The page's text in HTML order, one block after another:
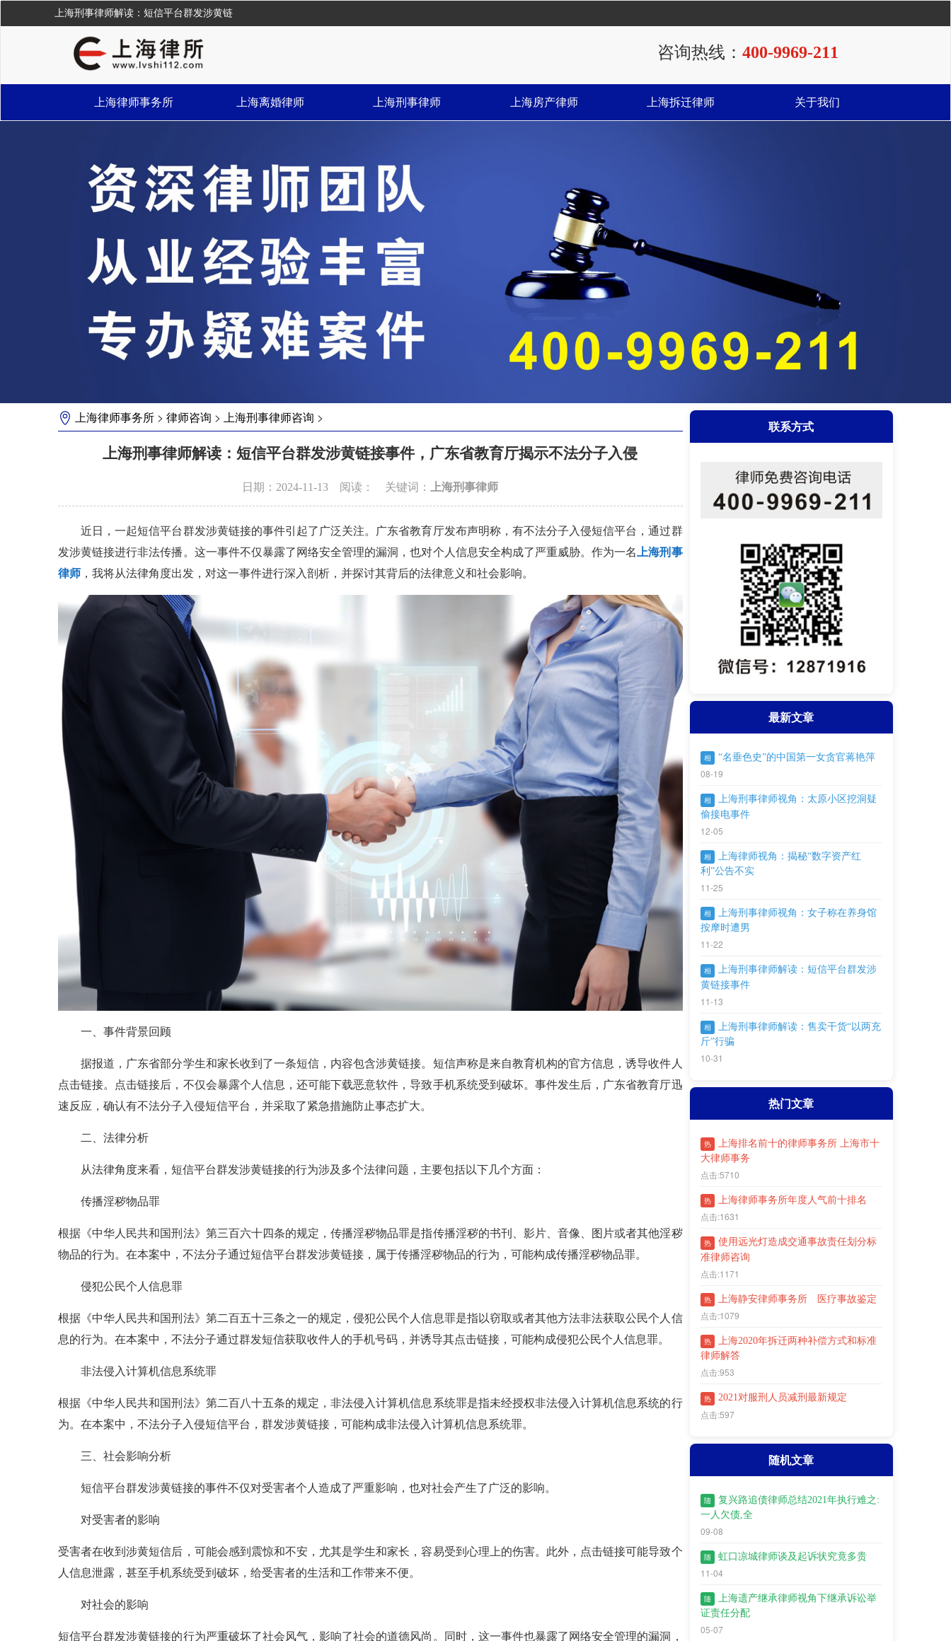
上海刑事律师解读：短信平台群发涉黄链
咨询热线： 400-9969-211
上海律师事务所 上海离婚律师 上海刑事律师 上海房产律师 上海拆迁律师 关于我们
上海律师事务所 > 律师咨询 > 上海刑事律师咨询 >
上海刑事律师解读：短信平台群发涉黄链接事件，广东省教育厅揭示不法分子入侵
日期：2024-11-13 阅读： 关键词： 上海刑事律师
近日，一起短信平台群发涉黄链接的事件引起了广泛关注。广东省教育厅发布声明称，有不法分子入侵短信平台，通过群
发涉黄链接进行非法传播。这一事件不仅暴露了网络安全管理的漏洞，也对个人信息安全构成了严重威胁。作为一名
上海刑事
律师 ，我将从法律角度出发，对这一事件进行深入剖析，并探讨其背后的法律意义和社会影响。
一、事件背景回顾
据报道，广东省部分学生和家长收到了一条短信，内容包含涉黄链接。短信声称是来自教育机构的官方信息，诱导收件人
点击链接。点击链接后，不仅会暴露个人信息，还可能下载恶意软件，导致手机系统受到破坏。事件发生后，广东省教育厅迅
速反应，确认有不法分子入侵短信平台，并采取了紧急措施防止事态扩大。
二、法律分析
从法律角度来看，短信平台群发涉黄链接的行为涉及多个法律问题，主要包括以下几个方面：
传播淫秽物品罪
根据《中华人民共和国刑法》第三百六十四条的规定，传播淫秽物品罪是指传播淫秽的书刊、影片、音像、图片或者其他淫秽
物品的行为。在本案中，不法分子通过短信平台群发涉黄链接，属于传播淫秽物品的行为，可能构成传播淫秽物品罪。
侵犯公民个人信息罪
根据《中华人民共和国刑法》第二百五十三条之一的规定，侵犯公民个人信息罪是指以窃取或者其他方法非法获取公民个人信
息的行为。在本案中，不法分子通过群发短信获取收件人的手机号码，并诱导其点击链接，可能构成侵犯公民个人信息罪。
非法侵入计算机信息系统罪
根据《中华人民共和国刑法》第二百八十五条的规定，非法侵入计算机信息系统罪是指未经授权非法侵入计算机信息系统的行
为。在本案中，不法分子入侵短信平台，群发涉黄链接，可能构成非法侵入计算机信息系统罪。
三、社会影响分析
短信平台群发涉黄链接的事件不仅对受害者个人造成了严重影响，也对社会产生了广泛的影响。
对受害者的影响
受害者在收到涉黄短信后，可能会感到震惊和不安，尤其是学生和家长，容易受到心理上的伤害。此外，点击链接可能导致个
人信息泄露，甚至手机系统受到破坏，给受害者的生活和工作带来不便。
对社会的影响
短信平台群发涉黄链接的行为严重破坏了社会风气，影响了社会的道德风尚。同时，这一事件也暴露了网络安全管理的漏洞，
联系方式
最新文章
相 “名垂色史”的中国第一女贪官蒋艳萍
08-19
相
上海刑事律师视角：太原小区挖洞疑
偷接电事件
12-05
相
上海律师视角：揭秘“数字资产红
利”公告不实
11-25
相
上海刑事律师视角：女子称在养身馆
按摩时遭男
11-22
相
上海刑事律师解读：短信平台群发涉
黄链接事件
11-13
相
上海刑事律师解读：售卖干货“以两充
斤”行骗
10-31
热门文章
热
上海排名前十的律师事务所 上海市十
大律师事务
点击:5710
热 上海律师事务所年度人气前十排名
点击:1631
热
使用远光灯造成交通事故责任划分标
准律师咨询
点击:1171
热 上海静安律师事务所 医疗事故鉴定
点击:1079
热
上海2020年拆迁两种补偿方式和标准
律师解答
点击:953
热 2021对服刑人员减刑最新规定
点击:597
随机文章
随
复兴路追债律师总结2021年执行难之:
一人欠债,全
09-08
随 虹口凉城律师谈及起诉状究竟多贵
11-04
随
上海遗产继承律师视角下继承诉讼举
证责任分配
05-07